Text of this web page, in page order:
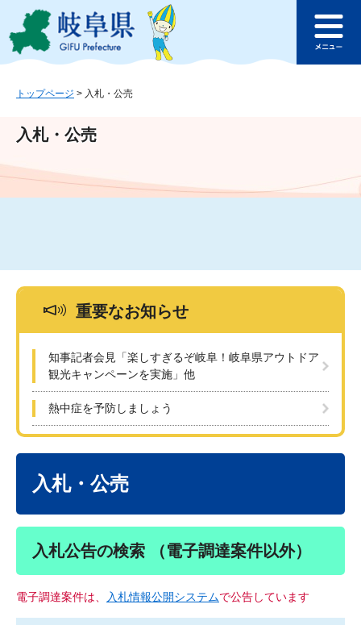
ジ
ュ
文
このページの本文へ
ュ
トップページ > 入札・公売
入札・公売
重要なお知らせ
知事記者会見「楽しすぎるぞ岐阜！岐阜県アウトドア
観光キャンペーンを実施」他
熱中症を予防しましょう
入札・公売
入札公告の検索 （電子調達案件以外）
電子調達案件は、 入札情報公開システムで公告しています